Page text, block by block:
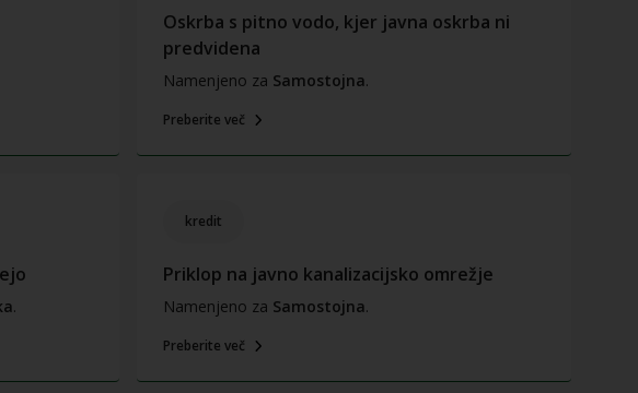
Oskrba s pitno vodo, kjer javna oskrba ni
predvidena
Namenjeno za Samostojna.
Preberite več
.
kredit
Priklop na javno kanalizacijsko omrežje
Namenjeno za Samostojna.
Preberite več